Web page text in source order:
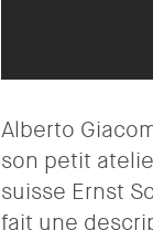
Alberto
son petit
suisse Ernst
fait une